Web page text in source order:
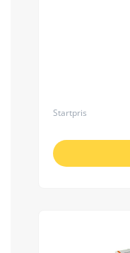
Startpris